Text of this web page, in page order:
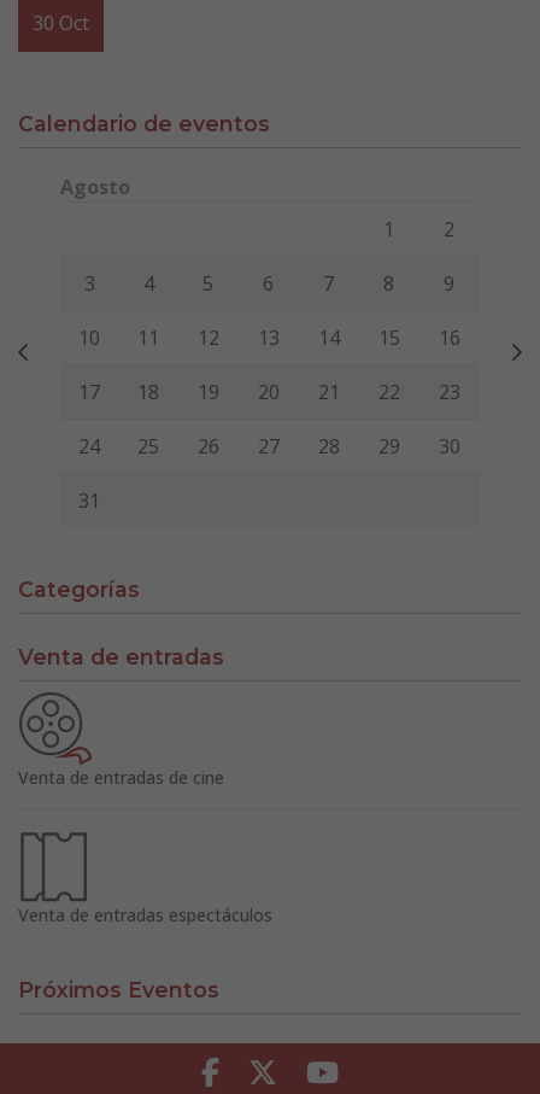
30 Oct
Calendario de eventos
Agosto
Viernes Sábado
1 2
3 4 5 6 7 8 9
10 11 12 13 14 15 16
17 18 19 20 21 22 23
24 25 26 27 28 29 30
31
Categorías
Venta de entradas
Venta de entradas de cine
Venta de entradas espectáculos
Próximos Eventos
Facebook Twitter Youtube